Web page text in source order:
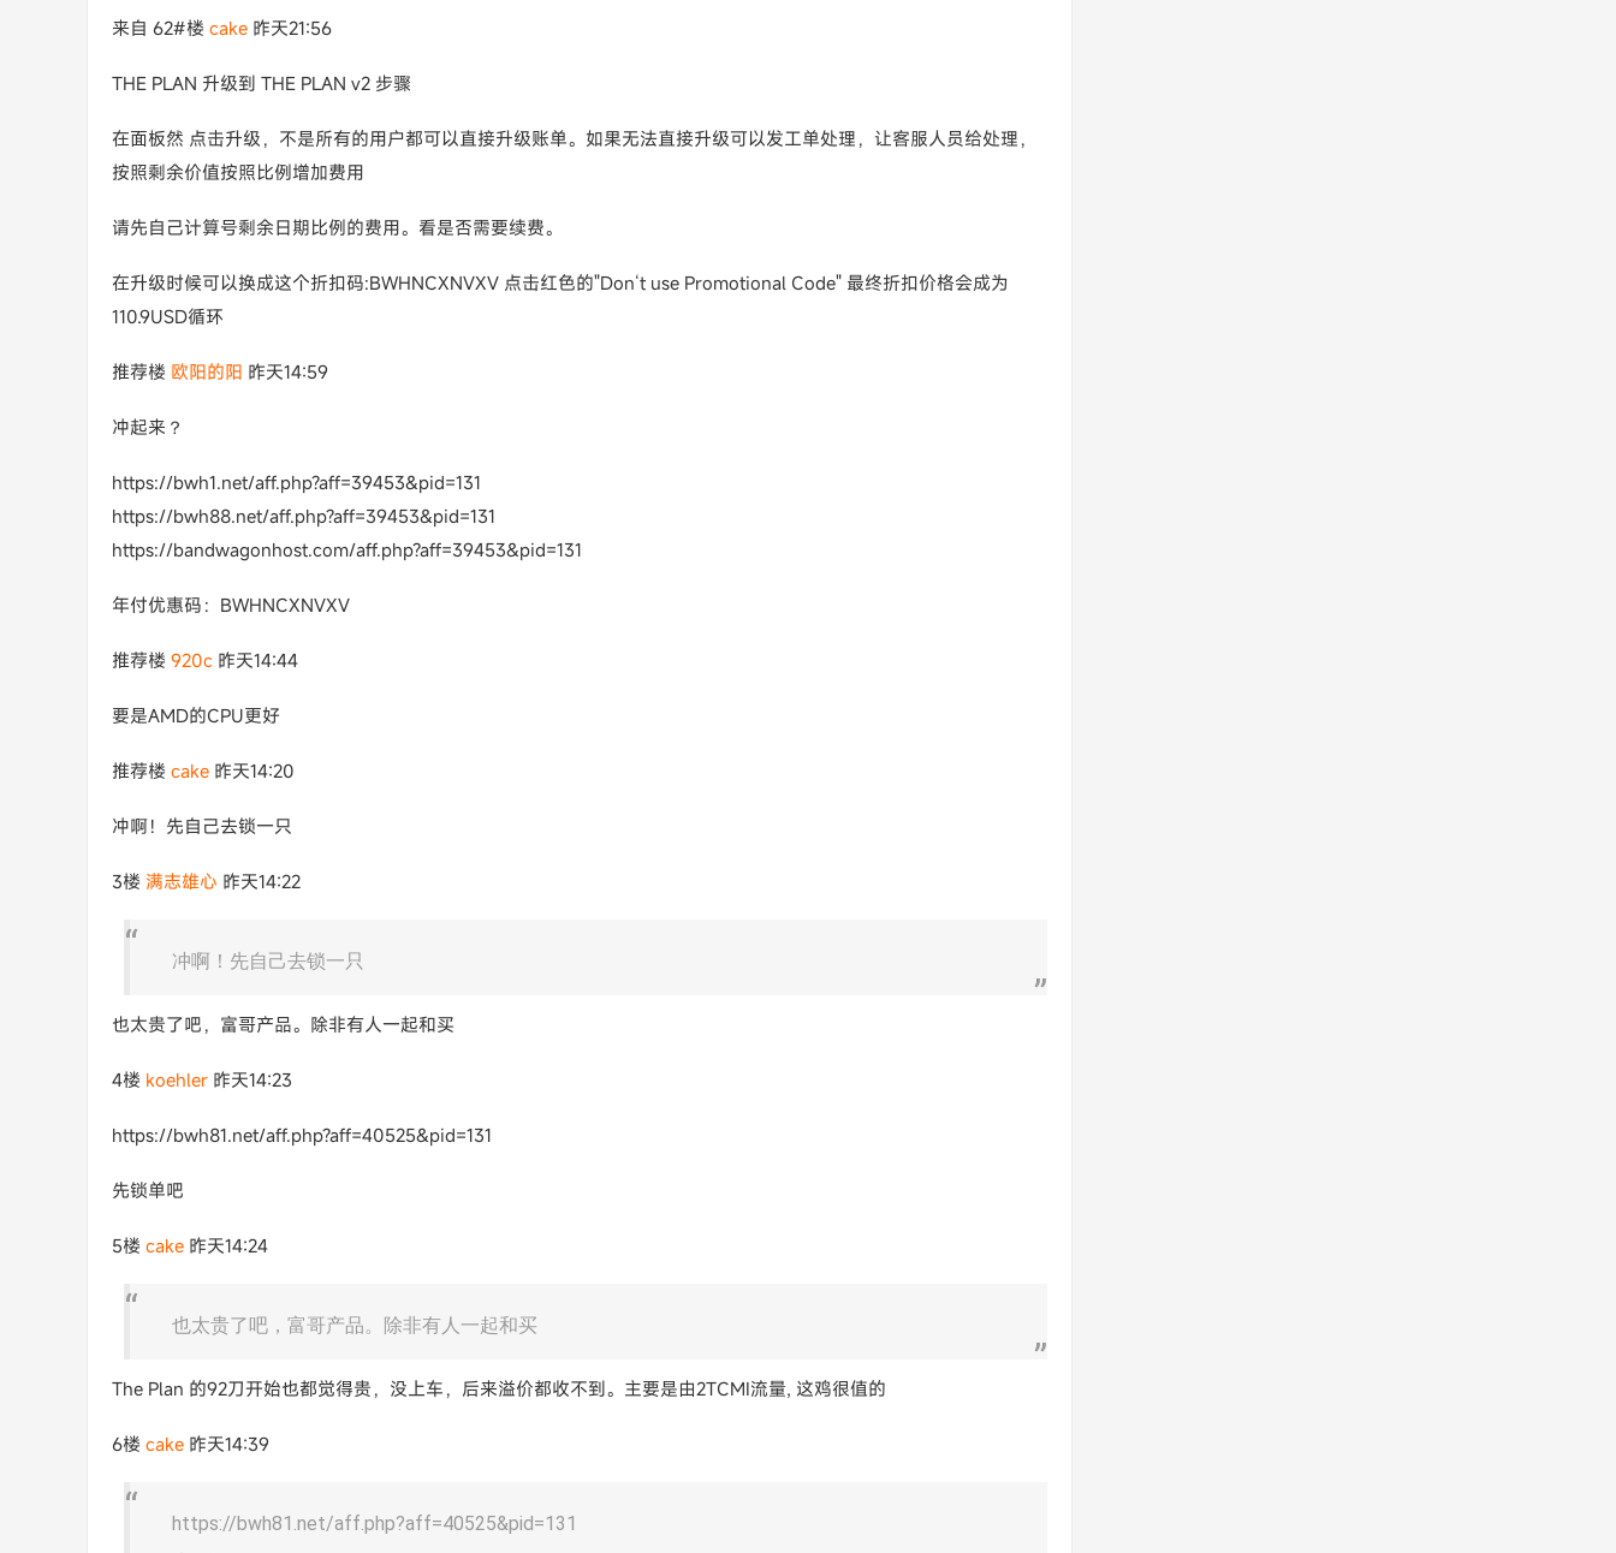
来自 62#楼 cake 昨天21:56
THE PLAN 升级到 THE PLAN v2 步骤
在面板然 点击升级，不是所有的用户都可以直接升级账单。如果无法直接升级可以发工单处理，让客服人员给处理，
按照剩余价值按照比例增加费用
请先自己计算号剩余日期比例的费用。看是否需要续费。
在升级时候可以换成这个折扣码:BWHNCXNVXV 点击红色的"Don‘t use Promotional Code" 最终折扣价格会成为
110.9USD循环
推荐楼 欧阳的阳 昨天14:59
冲起来？
https://bwh1.net/aff.php?aff=39453&pid=131
https://bwh88.net/aff.php?aff=39453&pid=131
https://bandwagonhost.com/aff.php?aff=39453&pid=131
年付优惠码：BWHNCXNVXV
推荐楼 920c 昨天14:44
要是AMD的CPU更好
推荐楼 cake 昨天14:20
冲啊！先自己去锁一只
3楼 满志雄心 昨天14:22
冲啊！先自己去锁一只
也太贵了吧，富哥产品。除非有人一起和买
4楼 koehler 昨天14:23
https://bwh81.net/aff.php?aff=40525&pid=131
先锁单吧
5楼 cake 昨天14:24
也太贵了吧，富哥产品。除非有人一起和买
The Plan 的92刀开始也都觉得贵，没上车，后来溢价都收不到。主要是由2TCMI流量, 这鸡很值的
6楼 cake 昨天14:39
https://bwh81.net/aff.php?aff=40525&pid=131